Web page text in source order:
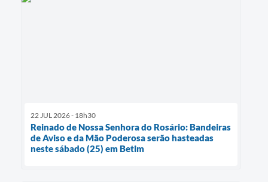
22 JUL 2026 - 18h30
Reinado de Nossa Senhora do Rosário: Bandeiras
de Aviso e da Mão Poderosa serão hasteadas
neste sábado (25) em Betim